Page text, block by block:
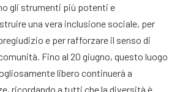
gli strumenti più potenti e
una vera inclusione sociale, per
e per rafforzare il senso di
. Fino al 20 giugno, questo luogo
libero continuerà a
ricordando a tutti che la diversità è